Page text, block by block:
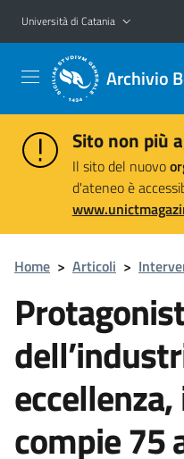
Vai al contenuto principale
Vai al menu di navigazione
Università di Catania
Archivio
Sito non più
Il sito del nuovo
d'ateneo è
Home > Articoli >
compie 75